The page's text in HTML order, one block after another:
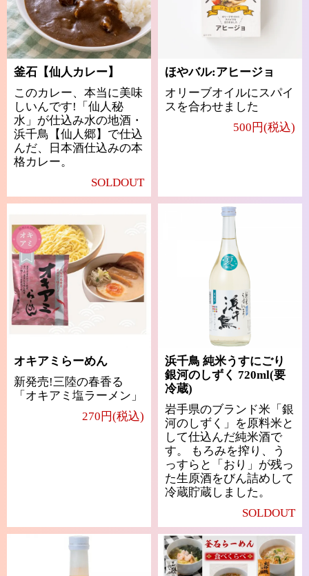
釜石【仙人カレー】
このカレー、本当に美味
しいんです!「仙人秘
水」が仕込み水の地酒・
浜千鳥【仙人郷】で仕込
んだ、日本酒仕込みの本
格カレー。
SOLDOUT
ほやバル:アヒージョ
オリーブオイルにスパイ
スを合わせました
500円(税込)
オキアミらーめん
新発売!三陸の春香る
「オキアミ塩ラーメン」
270円(税込)
浜千鳥 純米うすにごり
銀河のしずく 720ml(要
冷蔵)
岩手県のブランド米「銀
河のしずく」を原料米と
して仕込んだ純米酒で
す。 もろみを搾り、う
っすらと「おり」が残っ
た生原酒をびん詰めして
冷蔵貯蔵しました。
SOLDOUT